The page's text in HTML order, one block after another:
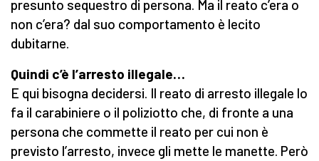
presunto sequestro di persona. Ma il reato c’era o
non c’era? dal suo comportamento è lecito
dubitarne.
Quindi c’è l’arresto illegale…
E qui bisogna decidersi. Il reato di arresto illegale lo
fa il carabiniere o il poliziotto che, di fronte a una
persona che commette il reato per cui non è
previsto l’arresto, invece gli mette le manette. Però